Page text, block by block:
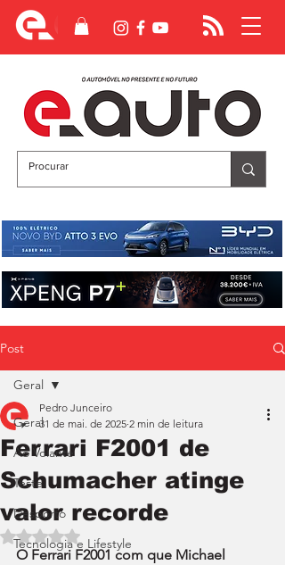
Post
Geral
Ao Volante
Teste
Desporto
Tecnologia e Lifestyle
Geral
Ferrari F2001 de
Schumacher atinge
valor recorde
Pedro Junceiro
31 de mai. de 2025 2 min de leitura
Avaliado com NaN de 5 estrelas.
O Ferrari F2001 com que Michael